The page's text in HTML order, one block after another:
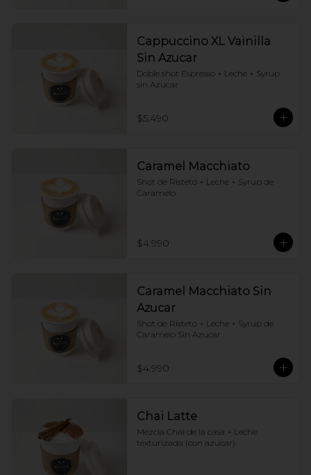
Cappuccino XL Vainilla
Sin Azucar
Doble shot Espresso + Leche + Syrup
sin Azucar
$5.490
Caramel Macchiato
Shot de Risteto + Leche + Syrup de
Caramelo
$4.990
Caramel Macchiato Sin
Azucar
Shot de Risteto + Leche + Syrup de
Caramelo Sin Azucar
$4.990
Chai Latte
Mezcla Chai de la casa + Leche
texturizada (con azucar)